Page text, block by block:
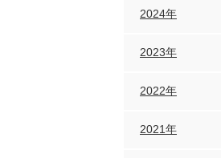
2024年
2023年
2022年
2021年